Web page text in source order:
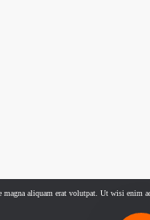
aliquam erat volutpat. Ut wisi enim